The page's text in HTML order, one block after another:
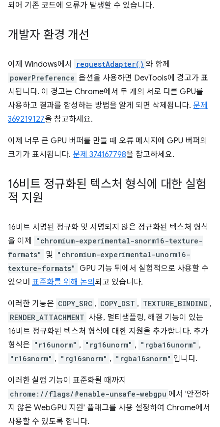
되어 기존 코드에 오류가 발생할 수 있습니다.
개발자 환경 개선
이제 Windows에서 requestAdapter() 와 함께
powerPreference 옵션을 사용하면 DevTools에 경고가 표
시됩니다. 이 경고는 Chrome에서 두 개의 서로 다른 GPU를
사용하고 결과를 합성하는 방법을 알게 되면 삭제됩니다. 문제
369219127을 참고하세요.
이제 너무 큰 GPU 버퍼를 만들 때 오류 메시지에 GPU 버퍼의
크기가 표시됩니다. 문제 374167798을 참고하세요.
16비트 정규화된 텍스처 형식에 대한 실험
적 지원
16비트 서명된 정규화 및 서명되지 않은 정규화된 텍스처 형식
을 이제
"chromium-experimental-snorm16-texture-
formats"
및 "chromium-experimental-unorm16-
texture-formats" GPU 기능 뒤에서 실험적으로 사용할 수
있으며 표준화를 위해 논의 되고 있습니다.
이러한 기능은 COPY_SRC , COPY_DST , TEXTURE_BINDING ,
RENDER_ATTACHMENT 사용, 멀티샘플링, 해결 기능이 있는
16비트 정규화된 텍스처 형식에 대한 지원을 추가합니다. 추가
형식은 "r16unorm" , "rg16unorm" , "rgba16unorm" ,
"r16snorm" , "rg16snorm" , "rgba16snorm" 입니다.
이러한 실험 기능이 표준화될 때까지
chrome://flags/#enable-unsafe-webgpu 에서 '안전하
지 않은 WebGPU 지원' 플래그를 사용 설정하여 Chrome에서
사용할 수 있도록 합니다.